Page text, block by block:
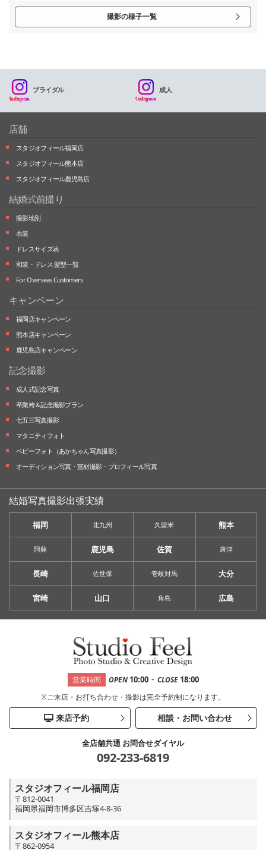
撮影の様子一覧
ブライダル 成人
店舗
スタジオフィール福岡店
スタジオフィール熊本店
スタジオフィール鹿児島店
結婚式前撮り
撮影地別
衣装
ドレスサイズ表
和装・ドレス 髪型一覧
For Overseas Customers
キャンペーン
福岡店キャンペーン
熊本店キャンペーン
鹿児島店キャンペーン
記念撮影
成人式記念写真
卒業袴＆記念撮影プラン
七五三写真撮影
マタニティフォト
ベビーフォト （あかちゃん写真撮影）
オーディション写真・ 宣材撮影・ プロフィール写真
結婚写真撮影出張実績
福岡 北九州 久留米 熊本
阿蘇 鹿児島 佐賀 唐津
長崎 佐世保 壱岐対馬 大分
宮崎 山口 角島 広島
営業時間 OPEN 10:00 - CLOSE 18:00
※ご来店・お打ち合わせ・撮影は完全予約制になります。
来店予約 相談・お問い合わせ
全店舗共通 お問合せダイヤル
092-233-6819
スタジオフィール福岡店
〒812-0041
福岡県福岡市博多区吉塚4-8-36
スタジオフィール熊本店
〒862-0954